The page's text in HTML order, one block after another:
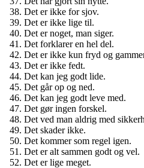
Det er ikke for sjov.
Det er ikke lige til.
Det er noget, man siger.
Det forklarer en hel del.
Det er ikke kun fryd og
Det er ikke fedt.
Det kan jeg godt lide.
Det går op og ned.
Det kan jeg godt leve med.
Det gør ingen forskel.
Det ved man aldrig med
Det skader ikke.
Det kommer som regel igen.
Det er alt sammen godt og vel.
Det er lige meget.